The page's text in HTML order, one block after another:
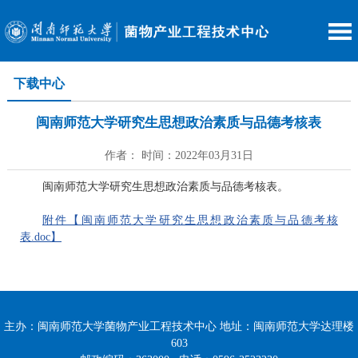
下载中心
闽南师范大学研究生思想政治素质与品德考核表
作者： 时间：2022年03月31日
闽南师范大学研究生思想政治素质与品德考核表。
附件【闽南师范大学研究生思想政治素质与品德考核
表.doc】
主办：闽南师范大学菌物产业工程技术中心 地址：闽南师范大学达理楼
603